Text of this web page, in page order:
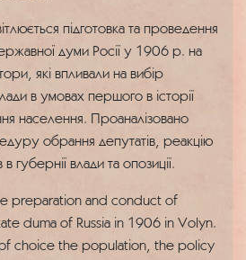
підготовка та проведення
думи Росії у 1906 р. на
які впливали на вибір
в умовах першого в історії
населення. Проаналізовано
обрання депутатів, реакцію
губернії влади та опозиції.
preparation and conduct of
duma of Russia in 1906 in Volyn.
choice the population, the policy